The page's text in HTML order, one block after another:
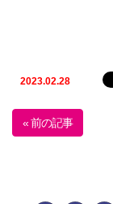
2023.02.28
« 前の記事